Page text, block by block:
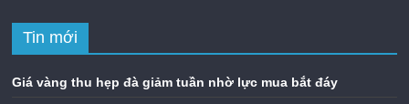
Tin mới
Giá vàng thu hẹp đà giảm tuần nhờ lực mua bắt đáy